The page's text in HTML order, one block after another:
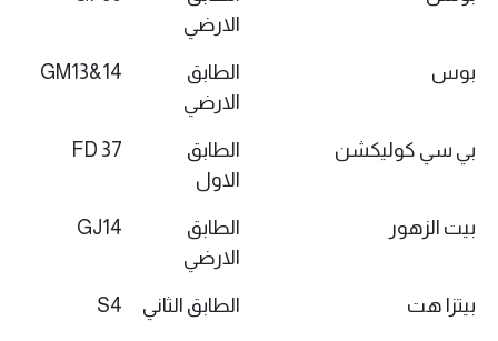
الارضي
بوس
الطابق
الارضي
GM13&14
بي سي كوليكشن
الطابق
الاول
FD 37
بيت الزهور
الطابق
الارضي
GJ14
بيتزا هت الطابق الثاني S4